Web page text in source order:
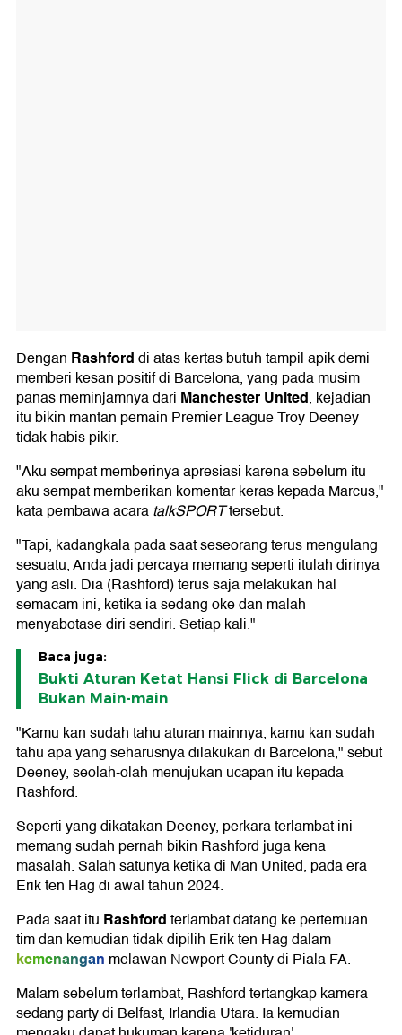
Dengan Rashforddi atas kertas butuh tampil apik demi
memberi kesan positif di Barcelona, yang pada musim
panas meminjamnya dari Manchester United, kejadian
itu bikin mantan pemain Premier League Troy Deeney
tidak habis pikir.
"Aku sempat memberinya apresiasi karena sebelum itu
aku sempat memberikan komentar keras kepada Marcus,"
kata pembawa acaratalkSPORTtersebut.
"Tapi, kadangkala pada saat seseorang terus mengulang
sesuatu, Anda jadi percaya memang seperti itulah dirinya
yang asli. Dia (Rashford) terus saja melakukan hal
semacam ini, ketika ia sedang oke dan malah
menyabotase diri sendiri. Setiap kali."
Baca juga:
Bukti Aturan Ketat Hansi Flick di Barcelona
Bukan Main-main
"Kamu kan sudah tahu aturan mainnya, kamu kan sudah
tahu apa yang seharusnya dilakukan di Barcelona," sebut
Deeney, seolah-olah menujukan ucapan itu kepada
Rashford.
Seperti yang dikatakan Deeney, perkara terlambat ini
memang sudah pernah bikin Rashford juga kena
masalah. Salah satunya ketika di Man United, pada era
Erik ten Hag di awal tahun 2024.
Pada saat itu Rashfordterlambat datang ke pertemuan
tim dan kemudian tidak dipilih Erik ten Hag dalam
kemenangan melawan Newport County di Piala FA.
Malam sebelum terlambat, Rashford tertangkap kamera
sedang party di Belfast, Irlandia Utara. Ia kemudian